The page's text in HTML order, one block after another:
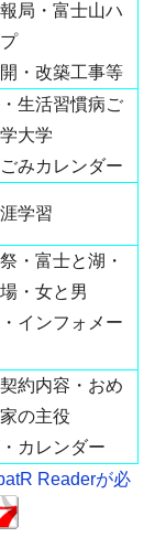
局・富士山ハ
・改築工事等
生活習慣病ご
大学
みカレンダー
学習
・富士と湖・
・女と男
インフォメー
約内容・おめ
の主役
カレンダー
Readerが必